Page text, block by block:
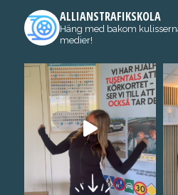
ALLIANSTRAFIKSKOLA
Häng med bakom
medier!